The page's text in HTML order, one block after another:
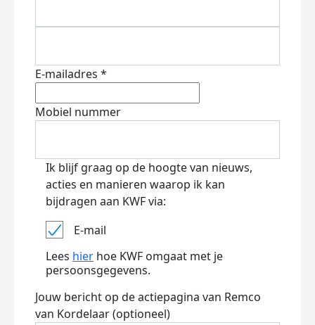
E-mailadres *
Mobiel nummer
Ik blijf graag op de hoogte van nieuws,
acties en manieren waarop ik kan
bijdragen aan KWF via:
E-mail
Lees hier hoe KWF omgaat met je
persoonsgegevens.
Jouw bericht op de actiepagina van Remco
van Kordelaar (optioneel)